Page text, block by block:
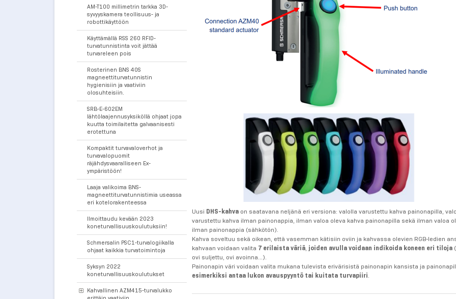
AM-T100 millimetrin tarkka 3D-
syvyyskamera teollisuus- ja
robottikäyttöön
Käyttämällä RSS 260 RFID-
turvatunnistinta voit jättää
turvareleen pois
Rosterinen BNS 40S
magneettiturvatunnistin
hygienisiin ja vaativiin
olosuhteisiin.
SRB-E-602EM
lähtölaajennusyksiköllä ohjaat jopa
kuutta toimilaitetta galvaanisesti
erotettuna
Kompaktit turvavaloverhot ja
turvavalopuomit
räjähdysvaaralliseen Ex-
ympäristöön!
Laaja valikoima BNS-
magneettiturvatunnistimia useassa
eri kotelorakenteessa
Ilmoittaudu kevään 2023
koneturvallisuuskoulutuksiin!
Schmersalin PSC1-turvalogiikalla
ohjaat kaikkia turvatoimintoja
Syksyn 2022
koneturvallisuuskoulutukset
Kahvallinen AZM415-turvalukko
Uusi DHS-kahva on saatavana neljänä eri versiona: valolla varustettu kahva painonapilla,
varustettu kahva ilman painonappia, ilman valoa oleva kahva painonapilla sekä ilman valoa
ilman painonappia (sähkötön).
Kahva soveltuu sekä oikean, että vasemman kätisiin oviin ja kahvassa olevien RGB-ledien
kahvaan voidaan valita 7 erilaista väriä joiden avulla voidaan indikoida koneen eri tiloja
ovi suljettu, ovi avoinna...).
Painonapin väri voidaan valita mukana tulevista erivärisistä painonapin kansista ja
esimerkiksi antaa lukon avauspyyntö tai kuitata turvapiiri